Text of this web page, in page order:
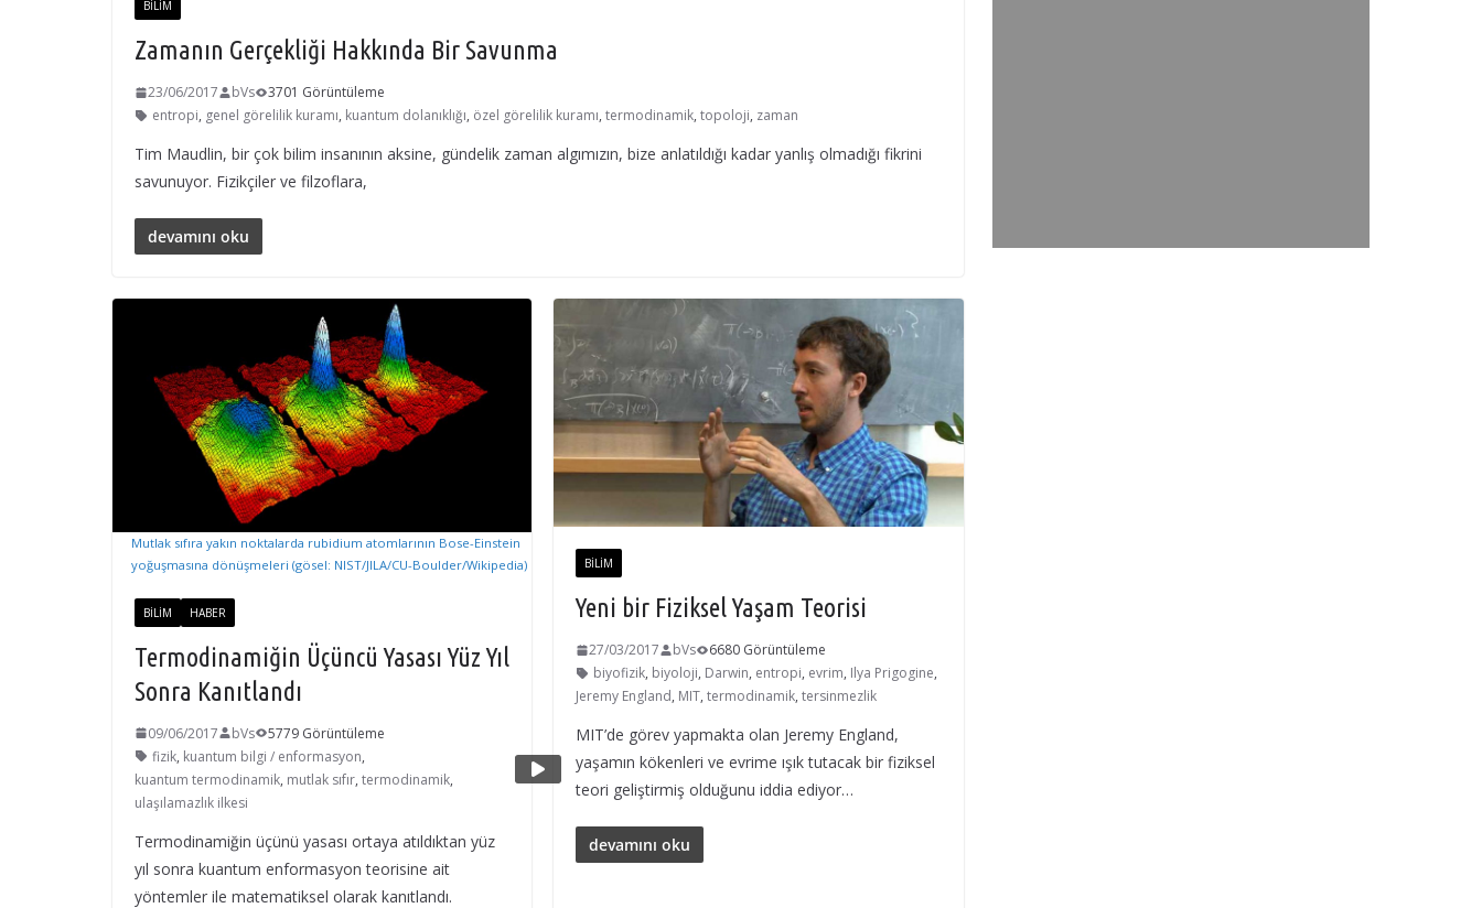
BILIM
Zamanın Gerçekliği Hakkında Bir Savunma
23/06/2017 bVs
3701 Görüntüleme
entropi, genel görelilik kuramı, kuantum dolanıklığı, özel görelilik kuramı, termodinamik, topoloji, zaman
Tim Maudlin, bir çok bilim insanının aksine, gündelik zaman algımızın, bize anlatıldığı kadar yanlış olmadığı fikrini
savunuyor. Fizikçiler ve filzoflara,
devamını oku
Mutlak sıfıra yakın noktalarda rubidium atomlarının Bose-Einstein
yoğuşmasına dönüşmeleri (gösel: NIST/JILA/CU-Boulder/Wikipedia)
BILIM HABER
Termodinamiğin Üçüncü Yasası Yüz Yıl
Sonra Kanıtlandı
09/06/2017 bVs
5779 Görüntüleme
fizik, kuantum bilgi / enformasyon,
kuantum termodinamik, mutlak sıfır, termodinamik,
ulaşılamazlık ilkesi
Termodinamiğin üçünü yasası ortaya atıldıktan yüz
yıl sonra kuantum enformasyon teorisine ait
yöntemler ile matematiksel olarak kanıtlandı.
BILIM
Yeni bir Fiziksel Yaşam Teorisi
27/03/2017 bVs
6680 Görüntüleme
biyofizik, biyoloji, Darwin, entropi, evrim, Ilya Prigogine,
Jeremy England, MIT, termodinamik, tersinmezlik
MIT’de görev yapmakta olan Jeremy England,
yaşamın kökenleri ve evrime ışık tutacak bir fiziksel
teori geliştirmiş olduğunu iddia ediyor…
devamını oku